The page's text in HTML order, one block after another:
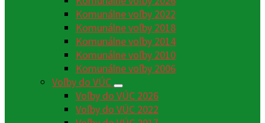
Komunálne voľby 2022
Komunálne voľby 2018
Komunálne voľby 2014
Komunálne voľby 2010
Komunálne voľby 2006
Voľby do VÚC
Voľby do VÚC 2026
Voľby do VÚC 2022